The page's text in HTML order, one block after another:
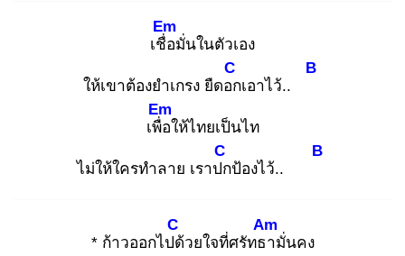
เชื่อ
Em
มั่นในตัวเอง
ให้เขาต้องยำเกรง ยืดอก
C
เอาไว้..
B
เพื่อ
Em
ให้ไทยเป็นไท
ไม่ให้ใครทำลาย เราปก
C
ป้องไว้..
B
* ก้าวออกไปด้
C
วยใจที่ศรัทธา
Am
มั่นคง